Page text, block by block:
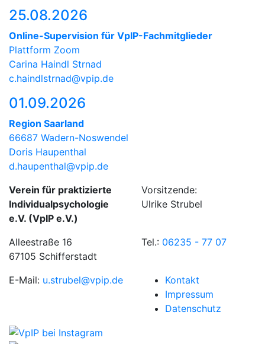
25.08.2026
Online-Supervision für VpIP-Fachmitglieder
Plattform Zoom
Carina Haindl Strnad
c.haindlstrnad@vpip.de
01.09.2026
Region Saarland
66687 Wadern-Noswendel
Doris Haupenthal
d.haupenthal@vpip.de
Verein für praktizierte
Individualpsychologie
e.V. (VpIP e.V.)
Vorsitzende:
Ulrike Strubel
Alleestraße 16
67105 Schifferstadt
Tel.: 06235 - 77 07
E-Mail: u.strubel@vpip.de
Kontakt
Impressum
Datenschutz